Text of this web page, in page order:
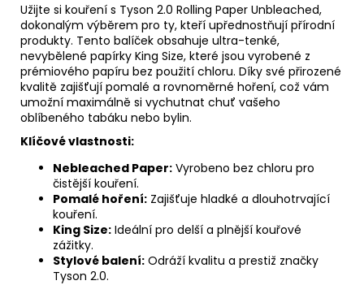
Užijte si kouření s Tyson 2.0 Rolling Paper Unbleached,
dokonalým výběrem pro ty, kteří upřednostňují přírodní
produkty. Tento balíček obsahuje ultra-tenké,
nevybělené papírky King Size, které jsou vyrobené z
prémiového papíru bez použití chloru. Díky své přirozené
kvalitě zajišťují pomalé a rovnoměrné hoření, což vám
umožní maximálně si vychutnat chuť vašeho
oblíbeného tabáku nebo bylin.
Klíčové vlastnosti:
Nebleached Paper: Vyrobeno bez chloru pro
čistější kouření.
Pomalé hoření: Zajišťuje hladké a dlouhotrvající
kouření.
King Size: Ideální pro delší a plnější kouřové
zážitky.
Stylové balení: Odráží kvalitu a prestiž značky
Tyson 2.0.